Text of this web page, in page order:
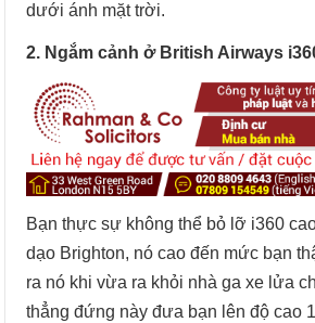
dưới ánh mặt trời.
2. Ngắm cảnh ở British Airways
Bạn thực sự không thể bỏ lỡ i360
dạo Brighton, nó cao đến mức bạn
ra nó khi vừa ra khỏi nhà ga xe lửa
thẳng đứng này đưa bạn lên độ cao